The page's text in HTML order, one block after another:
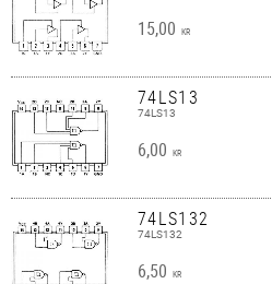
15,00 KR
74LS13
74LS13
6,00 KR
74LS132
74LS132
6,50 KR